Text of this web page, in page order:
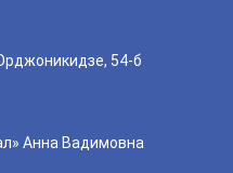
54-б
Анна Вадимовна